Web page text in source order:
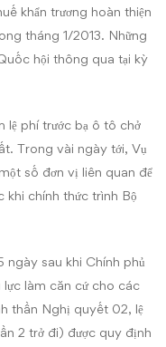
khẩn trương hoàn thiện
tháng 1/2013. Những
hội thông qua tại kỳ
lệ phí trước bạ ô tô chở
Trong vài ngày tới, Vụ
số đơn vị liên quan để
chính thức trình Bộ
sau khi Chính phủ
làm căn cứ cho các
thần Nghị quyết 02, lệ
2 trở đi) được quy định